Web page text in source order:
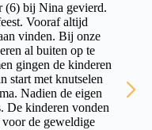
(6) bij Nina gevierd.
Vooraf altijd
vinden. Bij onze
al buiten op te
gingen de kinderen
start met knutselen
Nadien de eigen
De kinderen vonden
de geweldige